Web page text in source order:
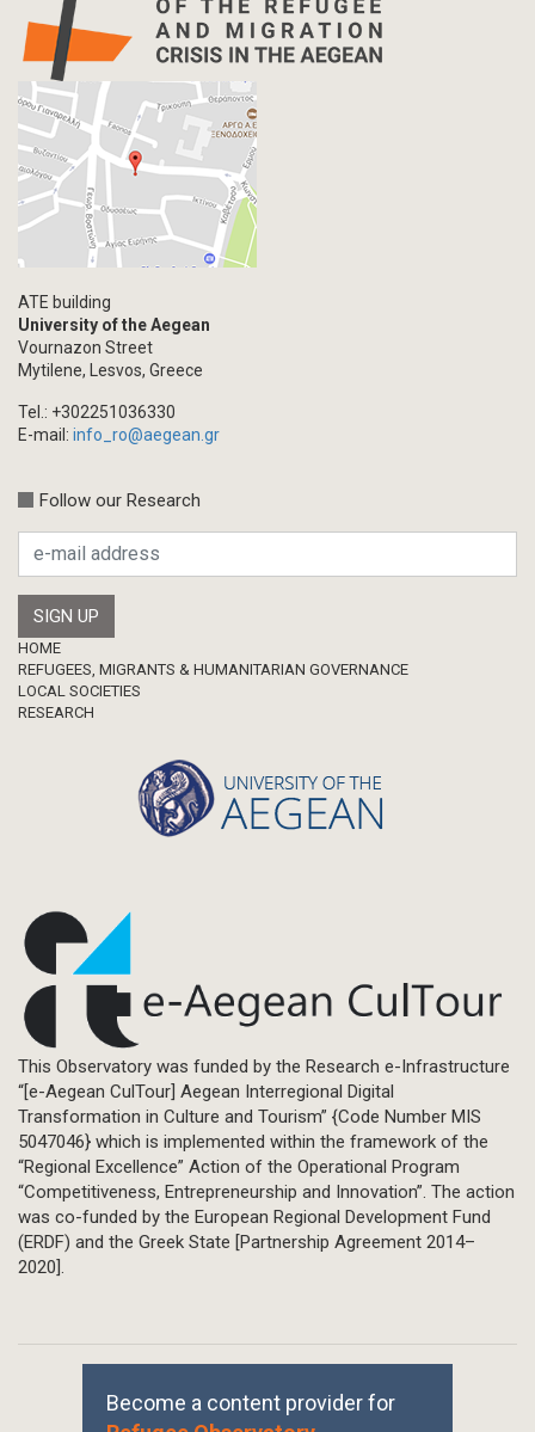
ATE building
University of the Aegean
Vournazon Street
Mytilene, Lesvos, Greece
Tel.: +302251036330
E-mail: info_ro@aegean.gr
Follow our Research
Footer
HOME
REFUGEES, MIGRANTS & HUMANITARIAN GOVERNANCE
LOCAL SOCIETIES
RESEARCH
This Observatory was funded by the Research e-Infrastructure
“[e-Aegean CulTour] Aegean Interregional Digital
Transformation in Culture and Tourism” {Code Number MIS
5047046} which is implemented within the framework of the
“Regional Excellence” Action of the Operational Program
“Competitiveness, Entrepreneurship and Innovation”. The action
was co-funded by the European Regional Development Fund
(ERDF) and the Greek State [Partnership Agreement 2014–
2020].
Become a content provider for